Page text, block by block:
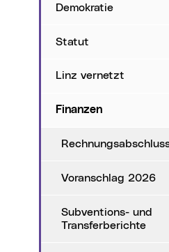
Demokratie
Statut
Linz vernetzt
Finanzen
Voranschlag 2026
Subventions- und
Transferberichte